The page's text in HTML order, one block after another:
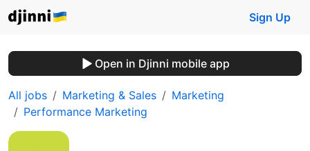
Sign Up
Open in Djinni mobile app
All jobs Marketing & Sales
Marketing
Performance Marketing